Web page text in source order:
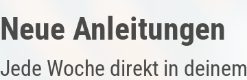
Neue Anleitungen
Jede Woche direkt in deinem